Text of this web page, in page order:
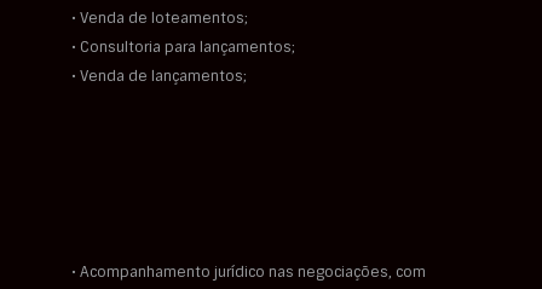
• Venda de loteamentos;
• Consultoria para lançamentos;
• Venda de lançamentos;
• Acompanhamento jurídico nas negociações, com